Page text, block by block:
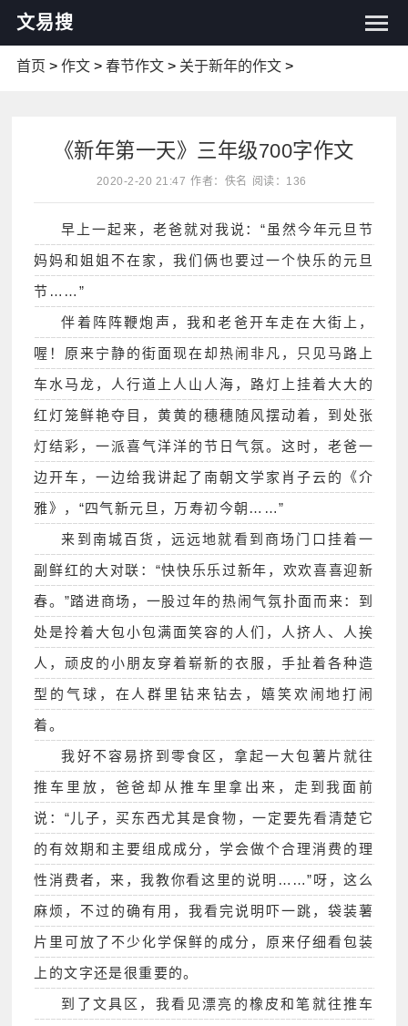
文易搜
首页 > 作文> 春节作文> 关于新年的作文>
《新年第一天》三年级700字作文
2020-2-20 21:47 作者：佚名 阅读：136
早上一起来，老爸就对我说：“虽然今年元旦节
妈妈和姐姐不在家，我们俩也要过一个快乐的元旦
节……”
伴着阵阵鞭炮声，我和老爸开车走在大街上，
喔！原来宁静的街面现在却热闹非凡，只见马路上
车水马龙，人行道上人山人海，路灯上挂着大大的
红灯笼鲜艳夺目，黄黄的穗穗随风摆动着，到处张
灯结彩，一派喜气洋洋的节日气氛。这时，老爸一
边开车，一边给我讲起了南朝文学家肖子云的《介
雅》，“四气新元旦，万寿初今朝……”
来到南城百货，远远地就看到商场门口挂着一
副鲜红的大对联：“快快乐乐过新年，欢欢喜喜迎新
春。”踏进商场，一股过年的热闹气氛扑面而来：到
处是拎着大包小包满面笑容的人们，人挤人、人挨
人，顽皮的小朋友穿着崭新的衣服，手扯着各种造
型的气球，在人群里钻来钻去，嬉笑欢闹地打闹
着。
我好不容易挤到零食区，拿起一大包薯片就往
推车里放，爸爸却从推车里拿出来，走到我面前
说：“儿子，买东西尤其是食物，一定要先看清楚它
的有效期和主要组成成分，学会做个合理消费的理
性消费者，来，我教你看这里的说明……”呀，这么
麻烦，不过的确有用，我看完说明吓一跳，袋装薯
片里可放了不少化学保鲜的成分，原来仔细看包装
上的文字还是很重要的。
到了文具区，我看见漂亮的橡皮和笔就往推车